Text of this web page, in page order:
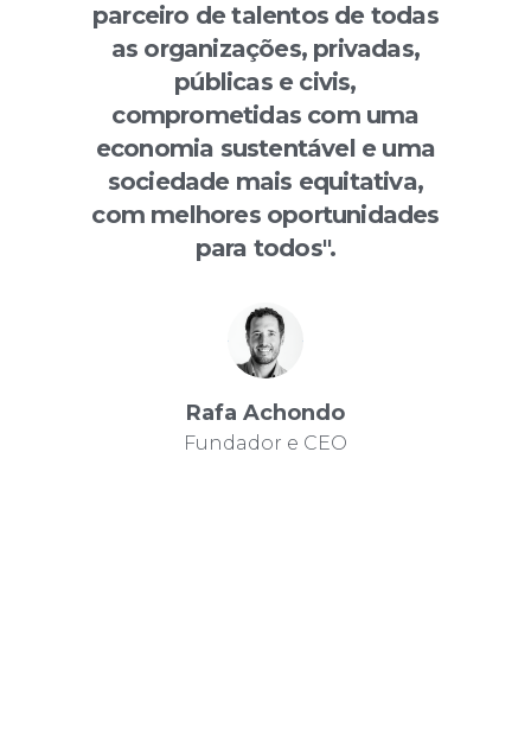
parceiro de talentos de todas
as organizações, privadas,
públicas e civis,
comprometidas com uma
economia sustentável e uma
sociedade mais equitativa,
com melhores oportunidades
para todos".
Rafa Achondo
Fundador e CEO